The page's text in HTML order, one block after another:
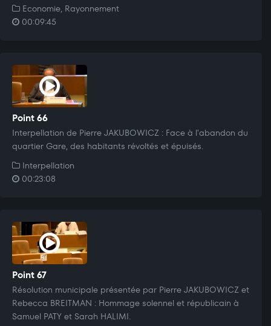
Economie, Rayonnement
00:09:45
Point 66
Interpellation de Pierre JAKUBOWICZ : Face à l'abandon du
quartier Gare, des habitants révoltés et épuisés.
Interpellation
00:23:08
Point 67
Résolution municipale présentée par Pierre JAKUBOWICZ et
Rebecca BREITMAN : Hommage solennel et républicain à
Samuel PATY et Sarah HALIMI.